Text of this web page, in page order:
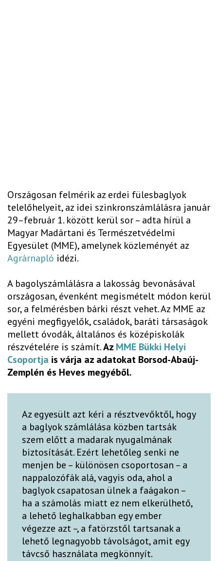
Országosan felmérik az erdei fülesbaglyok
telelőhelyeit, az idei szinkronszámlálásra január
29–február 1. között kerül sor – adta hírül a
Magyar Madártani és Természetvédelmi
Egyesület (MME), amelynek közleményét az
Agrárnapló idézi.
A bagolyszámlálásra a lakosság bevonásával
országosan, évenként megismételt módon kerül
sor, a felmérésben bárki részt vehet. Az MME az
egyéni megfigyelők, családok, baráti társaságok
mellett óvodák, általános és középiskolák
részvételére is számít.Az MME Bükki Helyi
Csoportja is várja az adatokat Borsod-Abaúj-
Zemplén és Heves megyéből.
Az egyesült azt kéri a résztvevőktől, hogy
a baglyok számlálása közben tartsák
szem előtt a madarak nyugalmának
biztosítását. Ezért lehetőleg senki ne
menjen be – különösen csoportosan – a
nappalozófák alá, vagyis oda, ahol a
baglyok csapatosan ülnek a faágakon –
ha a számolás miatt ez nem elkerülhető,
a lehető leghalkabban egy ember
végezze azt –, a fatörzstől tartsanak a
lehető legnagyobb távolságot, amit egy
távcső használata megkönnyít.